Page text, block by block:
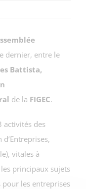
dernier, entre le
Battista,
de la FIGEC.
activités des
vitales à
principaux sujets
les entreprises